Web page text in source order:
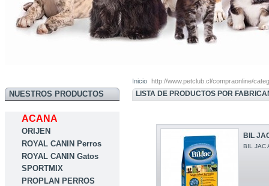
NUESTROS PRODUCTOS
ACANA
ORIJEN
ROYAL CANIN Perros
ROYAL CANIN Gatos
SPORTMIX
PROPLAN PERROS
Inicio http://www.petclub.cl/compraonline/
LISTA DE PRODUCTOS POR
BIL
BIL JAC